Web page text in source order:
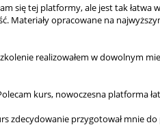
się tej platformy, ale jest tak łatwa
Materiały opracowane na
realizowałem w dowolnym
kurs, nowoczesna platforma
zdecydowanie przygotował mnie do